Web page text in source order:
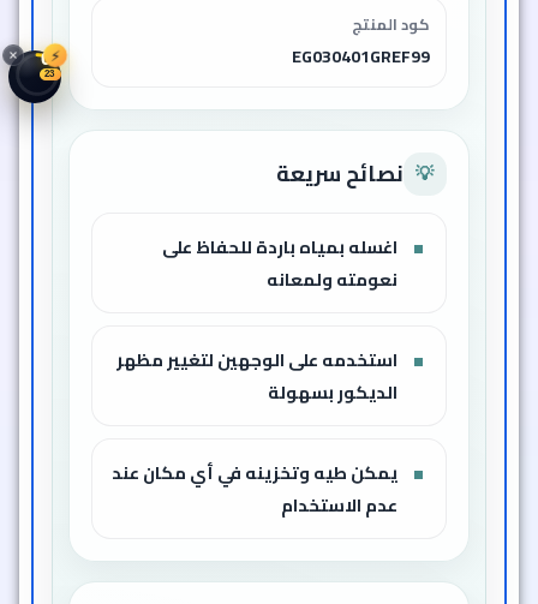
كود المنتج
EG030401GREF99
💡 نصائح سريعة
اغسله بمياه باردة للحفاظ على
نعومته ولمعانه
استخدمه على الوجهين لتغيير مظهر
الديكور بسهولة
يمكن طيه وتخزينه في أي مكان عند
عدم الاستخدام
⚡
04
20